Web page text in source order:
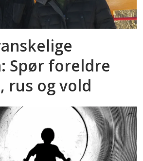
Spør foreldre
rus og vold